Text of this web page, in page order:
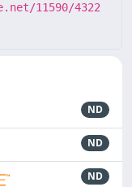
11590/4322
ND
ND
ND